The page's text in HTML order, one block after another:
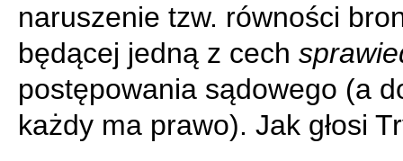
naruszenie tzw. równości
będącej jedną z cech
postępowania sądowego (a
każdy ma prawo). Jak głosi